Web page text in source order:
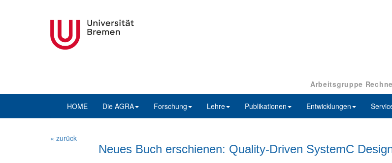
Arbeitsgruppe
HOME Die AGRA Forschung Lehre Publikationen Entwicklungen
« zurück
Neues Buch erschienen: Quality-Driven SystemC